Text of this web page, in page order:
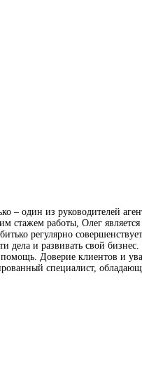
– один из руководителей
работы, Олег
регулярно
и развивать свой
Доверие клиентов и
специалист,